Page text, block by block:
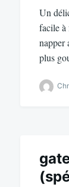
Un
facile à
napper
plus